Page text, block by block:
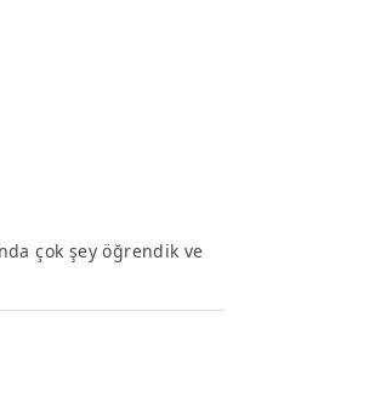
çok şey öğrendik ve